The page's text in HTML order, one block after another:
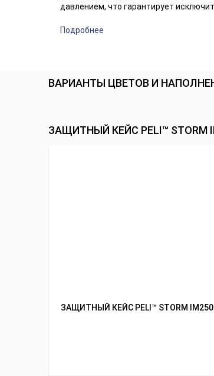
давлением, что гарантирует
Подробнее
ВАРИАНТЫ ЦВЕТОВ И
ЗАЩИТНЫЙ КЕЙС PELI™
ЗАЩИТНЫЙ КЕЙС PELI™ STORM